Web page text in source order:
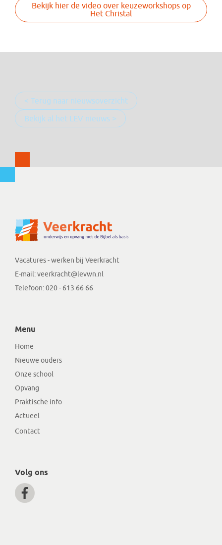
Bekijk hier de video over keuzeworkshops op
Het Christal
< Terug naar nieuwsoverzicht
Bekijk al het LEV nieuws >
Vacatures - werken bij Veerkracht
E-mail:veerkracht@levwn.nl
Telefoon:020 - 613 66 66
Menu
Home
Nieuwe ouders
Onze school
Opvang
Praktische info
Actueel
Contact
Volg ons